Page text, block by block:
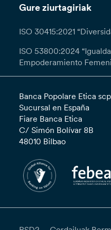
Gure ziurtagiriak
ISO 30415:2021
ISO 53800:2024
Empoderamiento
Banca Popolare Etica
Sucursal en España
Fiare Banca Etica
C/ Simón Bolívar 8B
48010 Bilbao